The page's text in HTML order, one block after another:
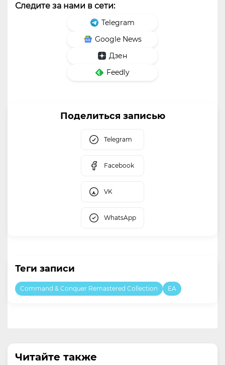
Следите за нами в сети:
Telegram
Google News
Дзен
Feedly
Поделиться записью
Telegram
Facebook
VK
WhatsApp
Теги записи
Command & Conquer Remastered Collection EA
Читайте также